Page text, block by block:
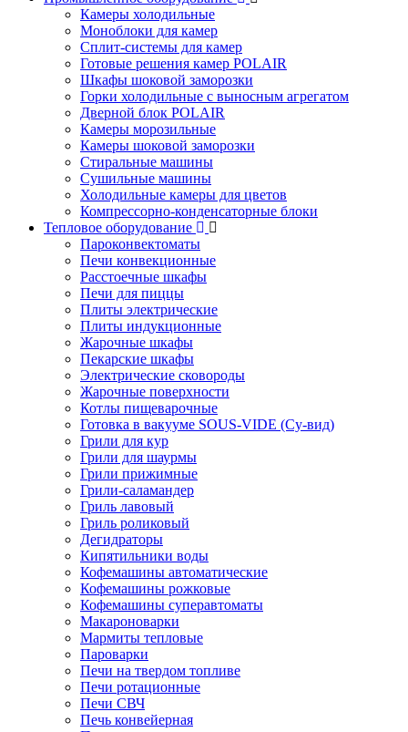
Камеры холодильные
Моноблоки для камер
Сплит-системы для камер
Готовые решения камер POLAIR
Шкафы шоковой заморозки
Горки холодильные с выносным агрегатом
Дверной блок POLAIR
Камеры морозильные
Камеры шоковой заморозки
Стиральные машины
Сушильные машины
Холодильные камеры для цветов
Компрессорно-конденсаторные блоки
Тепловое оборудование
Пароконвектоматы
Печи конвекционные
Расстоечные шкафы
Печи для пиццы
Плиты электрические
Плиты индукционные
Жарочные шкафы
Пекарские шкафы
Электрические сковороды
Жарочные поверхности
Котлы пищеварочные
Готовка в вакууме SOUS-VIDE (Су-вид)
Грили для кур
Грили для шаурмы
Грили прижимные
Грили-саламандер
Гриль лавовый
Гриль роликовый
Дегидраторы
Кипятильники воды
Кофемашины автоматические
Кофемашины рожковые
Кофемашины суперавтоматы
Макароноварки
Мармиты тепловые
Пароварки
Печи на твердом топливе
Печи ротационные
Печи СВЧ
Печь конвейерная